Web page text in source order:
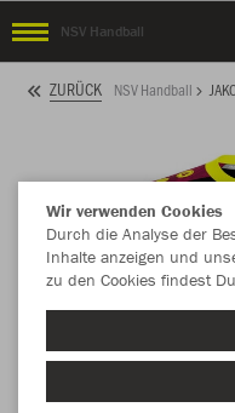
NSV Handball
ZURÜCK NSV Handball
Wir verwenden Cookies
Durch die Analyse der
Inhalte anzeigen und
zu den Cookies findest